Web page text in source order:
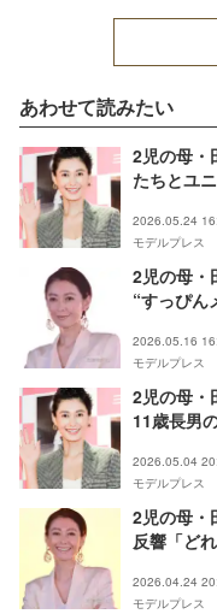
あわせて読みたい
2児の母・
たちとユ
2026.05.24
モデルプレス
2児の母・
“すっぴん
2026.05.16
モデルプレス
2児の母・
11歳長男
2026.05.04
モデルプレス
2児の母・
反響「ど
2026.04.24
モデルプレス